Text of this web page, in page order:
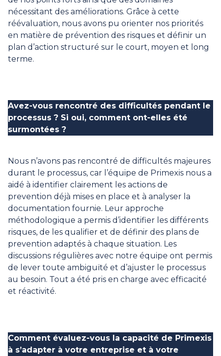
nécessitant des améliorations. Grâce à cette
réévaluation, nous avons pu orienter nos priorités
en matière de prévention des risques et définir un
plan d’action structuré sur le court, moyen et long
terme.
Avez-vous rencontré des difficultés pendant le
processus ? Si oui, comment ont-elles été
surmontées ?
Nous n’avons pas rencontré de difficultés majeures
durant le processus, car l’équipe de Primexis nous a
aidé à identifier clairement les actions de
prevention déjà mises en place et à analyser la
documentation fournie. Leur approche
méthodologique a permis d’identifier les différents
risques, de les qualifier et de définir des plans de
prevention adaptés à chaque situation. Les
discussions régulières avec notre équipe ont permis
de lever toute ambiguïté et d’ajuster le processus
au besoin. Tout a été pris en charge avec efficacité
et réactivité.
Comment évaluez-vous la capacité de Primexis
à s’adapter à votre entreprise et à votre